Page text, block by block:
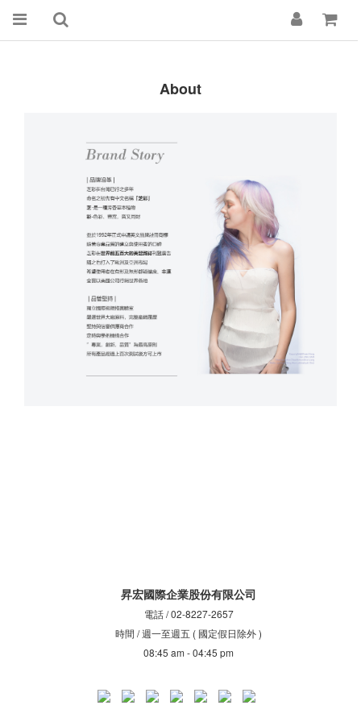
About
昇宏國際企業股份有限公司
電話 / 02-8227-2657
時間 / 週一至週五 ( 國定假日除外 )
08:45 am - 04:45 pm